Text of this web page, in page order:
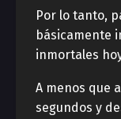
Por lo tanto,
básicamente
inmortales
A menos que
segundos y